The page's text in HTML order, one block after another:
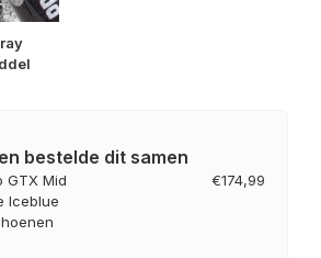
bestelde dit samen
GTX Mid
Iceblue
€174,99